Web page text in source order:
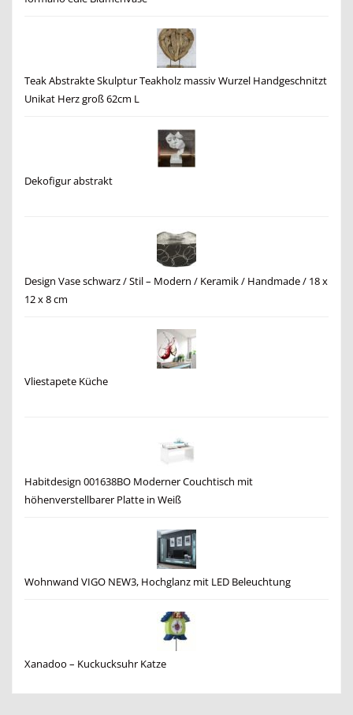
Teak Abstrakte Skulptur Teakholz massiv Wurzel Handgeschnitzt
Unikat Herz groß 62cm L
Dekofigur abstrakt
Design Vase schwarz / Stil – Modern / Keramik / Handmade / 18 x
12 x 8 cm
Vliestapete Küche
Habitdesign 001638BO Moderner Couchtisch mit
höhenverstellbarer Platte in Weiß
Wohnwand VIGO NEW3, Hochglanz mit LED Beleuchtung
Xanadoo – Kuckucksuhr Katze